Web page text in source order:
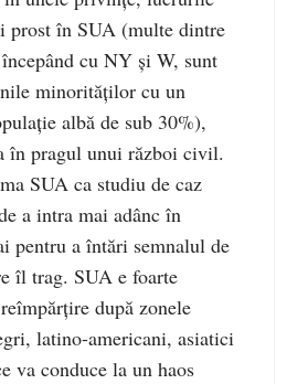
prost în SUA (multe dintre
cu NY şi W, sunt
minorităţilor cu un
albă de sub 30%),
în pragul unui război civil.
SUA ca studiu de caz
a intra mai adânc în
pentru a întări semnalul de
îl trag. SUA e foarte
după zonele
latino-americani, asiatici
va conduce la un haos